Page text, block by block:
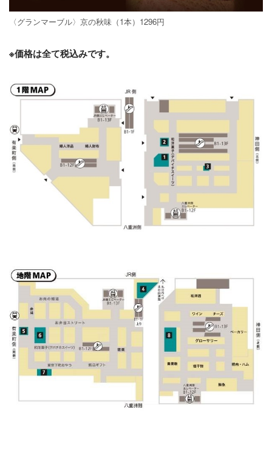
〈グランマーブル〉京の秋味（1本）1296円
※価格は全て税込みです。